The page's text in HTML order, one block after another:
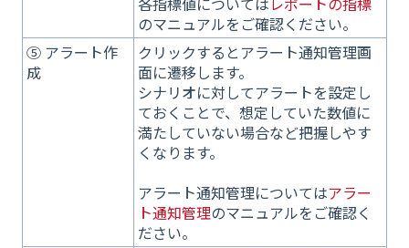
のマニュアルをご確認ください。
⑤ アラート作
成
クリックするとアラート通知管理画
面に遷移します。
シナリオに対してアラートを設定し
ておくことで、想定していた数値に
満たしていない場合など把握しやす
くなります。
アラート通知管理についてはアラー
ト通知管理のマニュアルをご確認く
ださい。